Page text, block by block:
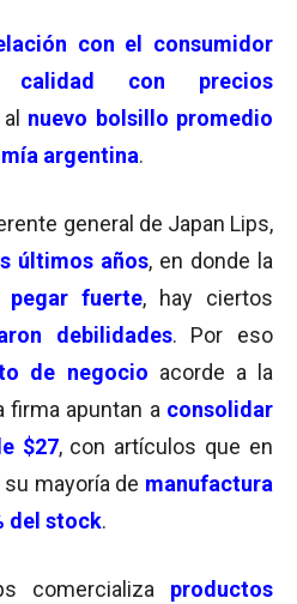
con el consumidor
calidad con precios
nuevo bolsillo promedio
argentina.
general de Japan Lips,
últimos años, en donde la
pegar fuerte, hay ciertos
debilidades. Por eso
de negocio acorde a la
firma apuntan a consolidar
$27, con artículos que en
mayoría de manufactura
del stock.
comercializa productos